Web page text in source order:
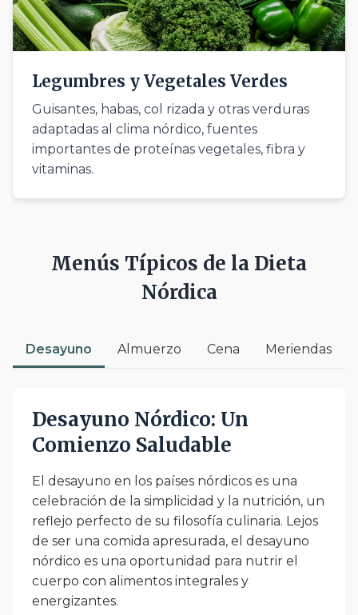
Legumbres y Vegetales Verdes
Guisantes, habas, col rizada y otras verduras
adaptadas al clima nórdico, fuentes
importantes de proteínas vegetales, fibra y
vitaminas.
Menús Típicos de la Dieta
Nórdica
Desayuno Almuerzo Cena Meriendas
Desayuno Nórdico: Un
Comienzo Saludable
El desayuno en los países nórdicos es una
celebración de la simplicidad y la nutrición, un
reflejo perfecto de su filosofía culinaria. Lejos
de ser una comida apresurada, el desayuno
nórdico es una oportunidad para nutrir el
cuerpo con alimentos integrales y
energizantes.